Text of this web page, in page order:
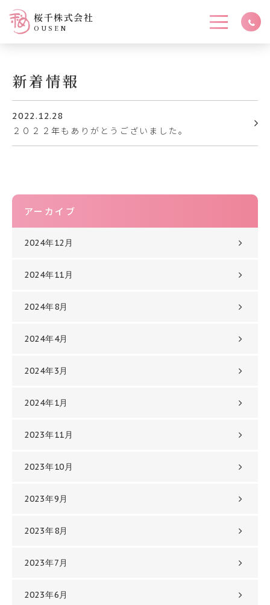
桜千株式会社
OUSEN
新着情報
2022.12.28
２０２２年もありがとうございました。
アーカイブ
2024年12月
2024年11月
2024年8月
2024年4月
2024年3月
2024年1月
2023年11月
2023年10月
2023年9月
2023年8月
2023年7月
2023年6月